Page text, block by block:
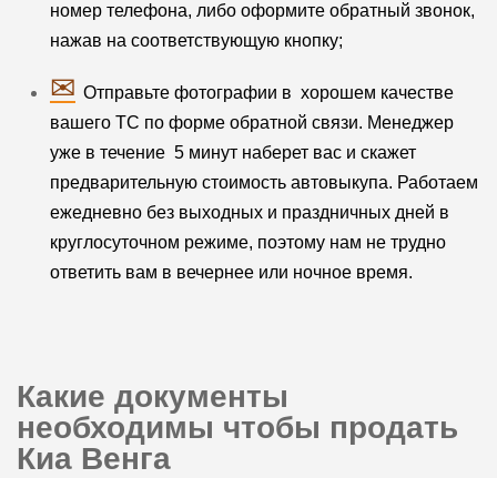
номер телефона, либо оформите обратный звонок,
нажав на соответствующую кнопку;
✉ Отправьте фотографии в хорошем качестве
вашего ТС по форме обратной связи. Менеджер
уже в течение 5 минут наберет вас и скажет
предварительную стоимость автовыкупа. Работаем
ежедневно без выходных и праздничных дней в
круглосуточном режиме, поэтому нам не трудно
ответить вам в вечернее или ночное время.
Какие документы
необходимы чтобы продать
Киа Венга